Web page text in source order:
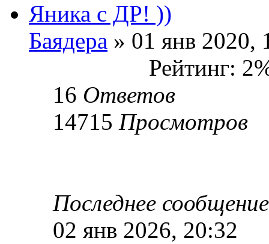
Яника с ДР! ))
Баядера » 01 янв 2020,
Рейтинг:
16 Ответов
14715 Просмотров
Последнее
02 янв 2026, 20:32